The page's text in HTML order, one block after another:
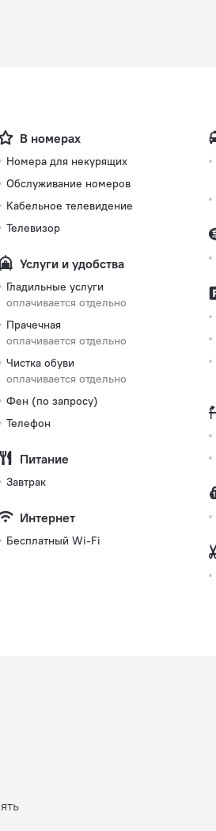
В номерах
Номера для некурящих
Обслуживание номеров
Кабельное телевидение
Телевизор
Услуги и удобства
Гладильные услуги
оплачивается отдельно
Прачечная
оплачивается отдельно
Чистка обуви
оплачивается отдельно
Фен (по запросу)
Телефон
Питание
Завтрак
Интернет
Бесплатный Wi-Fi